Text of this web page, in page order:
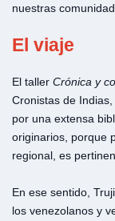
nuestras
El viaje
El taller Crónica y
Cronistas de
por una extensa
originarios, porque
regional, es
En ese sentido,
los venezolanos y